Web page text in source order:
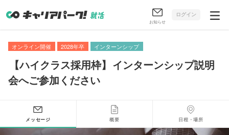
お知らせ
ログイン
オンライン開催 2028年卒 インターンシップ
【ハイクラス採用枠】 インターンシップ説明
会へご参加ください
メッセージ 概要 日程・場所